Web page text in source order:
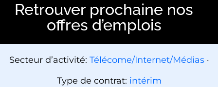
Retrouver prochaine nos
offres d’emplois
Secteur d’activité: Télécome/Internet/Médias·
Type de contrat: intérim